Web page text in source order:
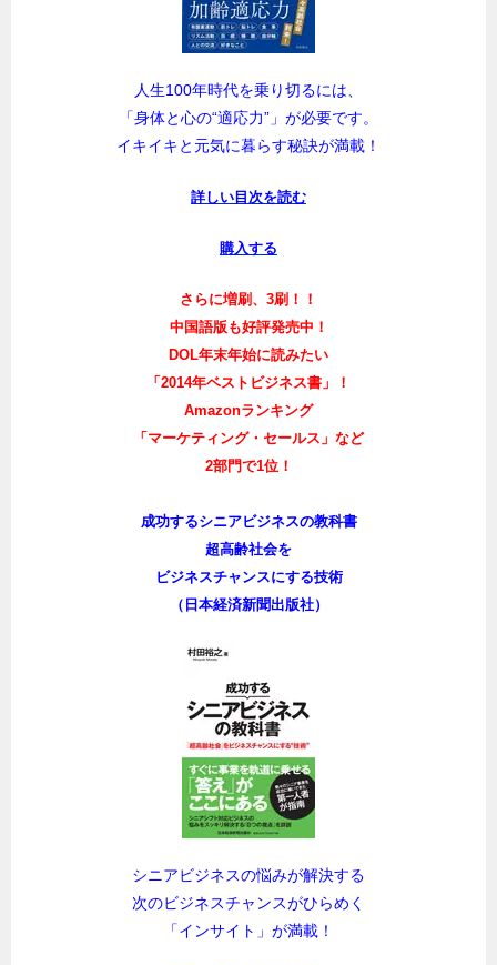
人生100年時代を乗り切るには、
「身体と心の“適応力”」が必要です。
イキイキと元気に暮らす秘訣が満載！
詳しい目次を読む
購入する
さらに増刷、3刷！！
中国語版も好評発売中！
DOL年末年始に読みたい
「2014年ベストビジネス書」！
Amazonランキング
「マーケティング・セールス」など
2部門で1位！
成功するシニアビジネスの教科書
超高齢社会を
ビジネスチャンスにする技術
（日本経済新聞出版社）
シニアビジネスの悩みが解決する
次のビジネスチャンスがひらめく
「インサイト」が満載！